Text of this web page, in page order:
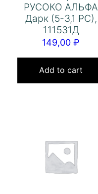
РУСОКО АЛЬФА
Дарк (5-3,1 РС),
111531Д
149,00₽
Add to cart